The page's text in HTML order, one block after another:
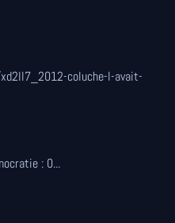
coluche-l-avait-
: 0...